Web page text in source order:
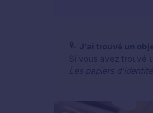
J'ai trouvé un
Si vous avez trouvé
Les papiers